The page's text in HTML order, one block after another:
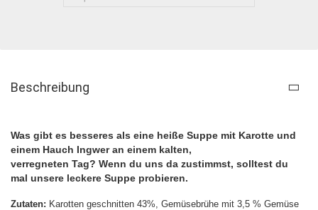
Beschreibung
Was gibt es besseres als eine heiße Suppe mit Karotte und
einem Hauch Ingwer an einem kalten,
verregneten Tag? Wenn du uns da zustimmst, solltest du
mal unsere leckere Suppe probieren.
Zutaten: Karotten geschnitten 43%, Gemüsebrühe mit 3,5 % Gemüse